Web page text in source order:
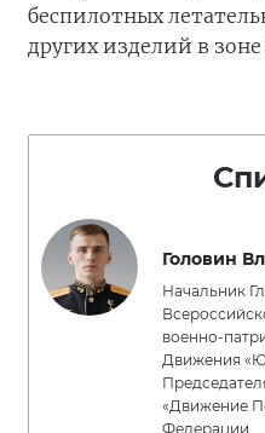
беспилотных
других изделий в
Головин
Начальник
военно-
Движения
«Движение
Федерации